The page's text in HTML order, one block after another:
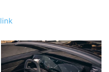
link